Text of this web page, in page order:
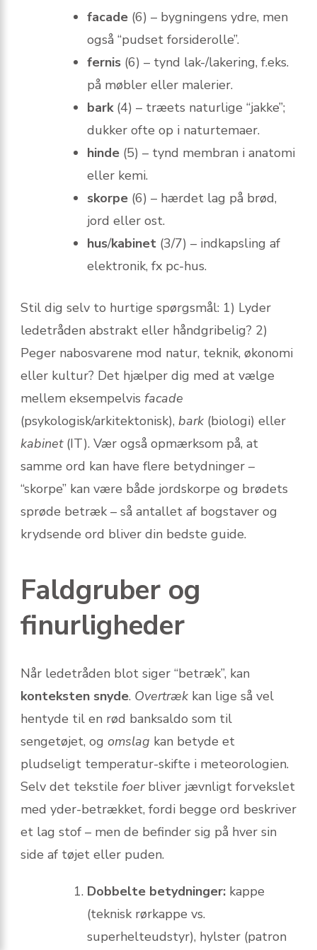
facade (6) – bygningens ydre, men
også “pudset forsiderolle”.
fernis (6) – tynd lak-/lakering, f.eks.
på møbler eller malerier.
bark(4) – træets naturlige “jakke”;
dukker ofte op i naturtemaer.
hinde (5) – tynd membran i anatomi
eller kemi.
skorpe (6) – hærdet lag på brød,
jord eller ost.
hus/kabinet (3/7) – indkapsling af
elektronik, fx pc-hus.
Stil dig selv to hurtige spørgsmål: 1) Lyder
ledetråden abstrakt eller håndgribelig? 2)
Peger nabosvarene mod natur, teknik, økonomi
eller kultur? Det hjælper dig med at vælge
mellem eksempelvis facade
(psykologisk/arkitektonisk), bark (biologi) eller
kabinet(IT). Vær også opmærksom på, at
samme ord kan have flere betydninger –
“skorpe” kan være både jordskorpe og brødets
sprøde betræk – så antallet af bogstaver og
krydsende ord bliver din bedste guide.
Faldgruber og
finurligheder
Når ledetråden blot siger “betræk”, kan
konteksten snyde. Overtræk kan lige så vel
hentyde til en rød banksaldo som til
sengetøjet, og omslag kan betyde et
pludseligt temperatur-skifte i meteorologien.
Selv det tekstile foerbliver jævnligt forvekslet
med yder-betrækket, fordi begge ord beskriver
et lag stof – men de befinder sig på hver sin
side af tøjet eller puden.
Dobbelte betydninger: kappe
(teknisk rørkappe vs.
superhelteudstyr), hylster (patron